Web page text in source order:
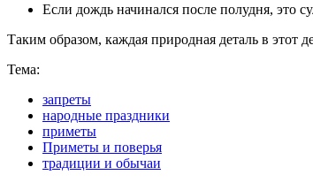
Если дождь начинался после полудня, это
Таким образом, каждая природная деталь в этот
Тема:
запреты
народные праздники
приметы
Приметы и поверья
традиции и обычаи